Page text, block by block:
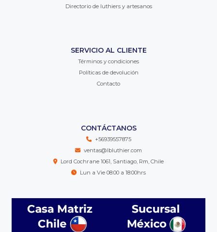
Directorio de luthiers y artesanos
SERVICIO AL CLIENTE
Términos y condiciones
Políticas de devolución
Contacto
CONTÁCTANOS
+56939557875
ventas@lbluthier.com
Lord Cochrane 1061, Santiago, Rm, Chile
Lun a Vie 08:00 a 18:00hrs